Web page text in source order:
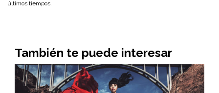
últimos tiempos.
También te puede interesar